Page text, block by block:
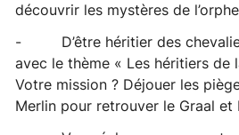
découvrir les mystères de
- D’être héritier des
avec le thème « Les héritiers de
Votre mission ? Déjouer les
Merlin pour retrouver le Graal et